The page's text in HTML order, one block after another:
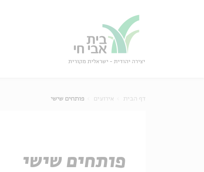
דף הבית אירועים פותחים שישי
פותחים שישי